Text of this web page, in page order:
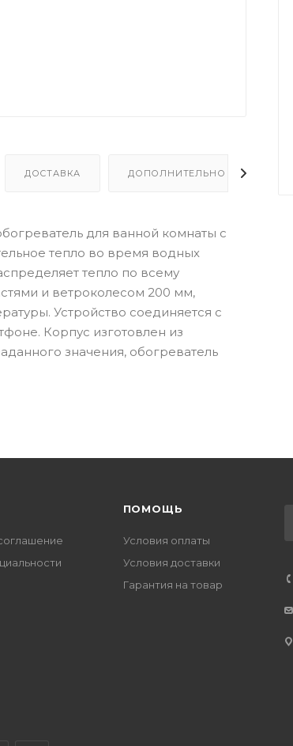
ДОСТАВКА ДОПОЛНИТЕЛЬНО
для ванной комнаты с
тепло во время водных
тепло по всему
и ветроколесом 200 мм,
Устройство соединяется с
Корпус изготовлен из
значения, обогреватель
ПОМОЩЬ
Условия оплаты
Условия доставки
Гарантия на товар